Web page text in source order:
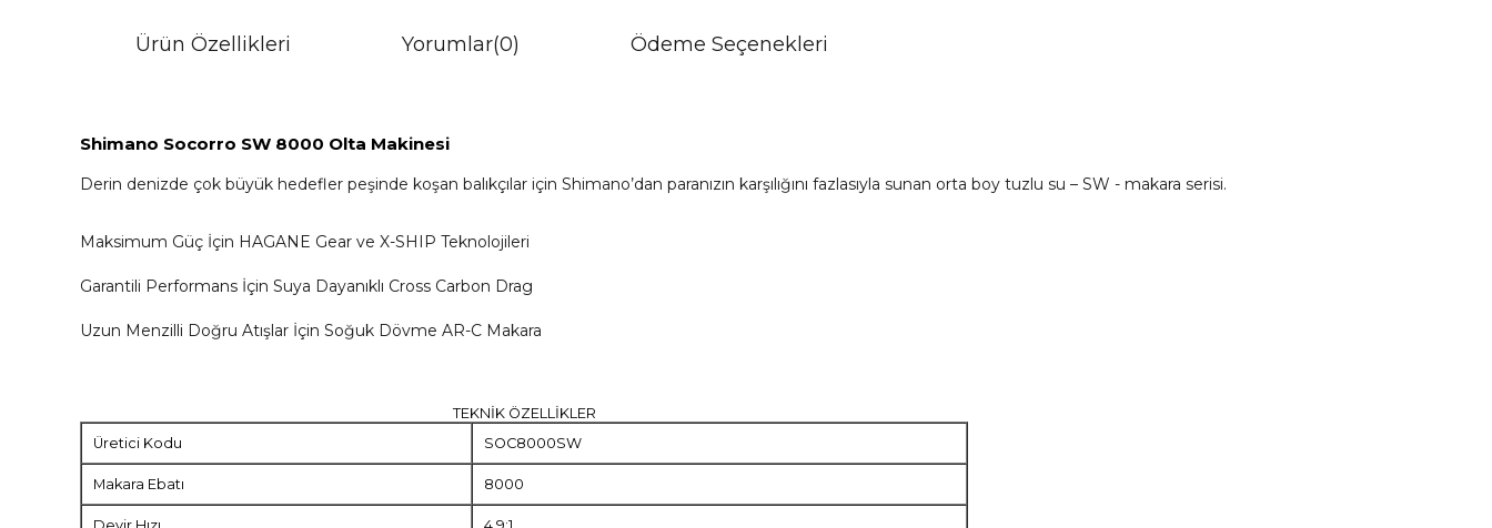
Ürün Özellikleri Yorumlar(0) Ödeme Seçenekleri
Shimano Socorro SW 8000 Olta Makinesi
Derin denizde çok büyük hedefler peşinde koşan balıkçılar için Shimano’dan paranızın karşılığını fazlasıyla sunan orta boy tuzlu su – SW - makara serisi.
Maksimum Güç İçin HAGANE Gear ve X-SHIP Teknolojileri
Garantili Performans İçin Suya Dayanıklı Cross Carbon Drag
Uzun Menzilli Doğru Atışlar İçin Soğuk Dövme AR-C Makara
TEKNİK ÖZELLİKLER
Üretici Kodu
SOC8000SW
Makara Ebatı 8000